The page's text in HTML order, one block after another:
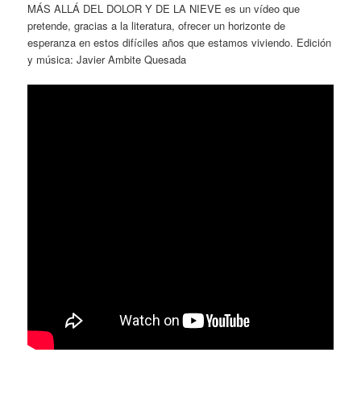
MÁS ALLÁ DEL DOLOR Y DE LA NIEVE es un vídeo que
pretende, gracias a la literatura, ofrecer un horizonte de
esperanza en estos difíciles años que estamos viviendo. Edición
y música: Javier Ambite Quesada